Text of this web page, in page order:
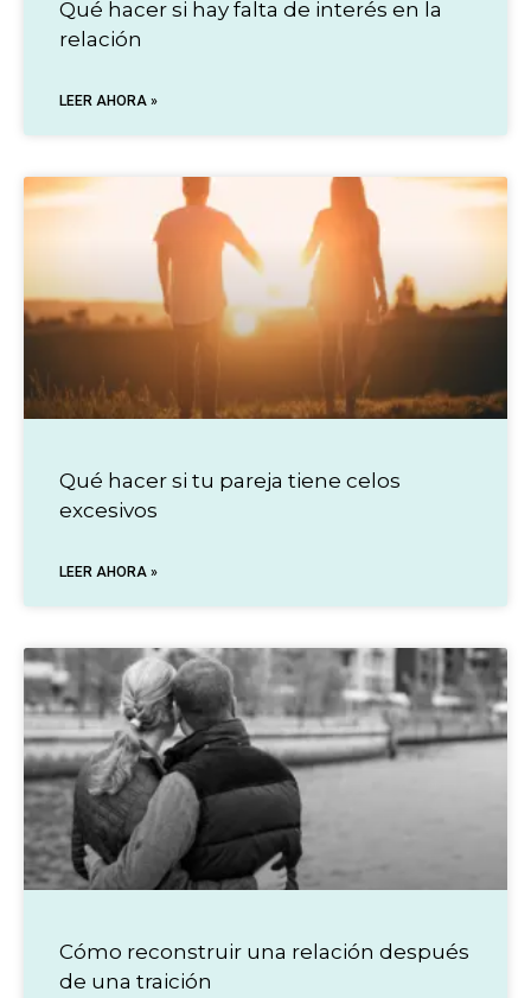
Qué hacer si hay falta de interés en la
relación
LEER AHORA »
Qué hacer si tu pareja tiene celos
excesivos
LEER AHORA »
Cómo reconstruir una relación después
de una traición